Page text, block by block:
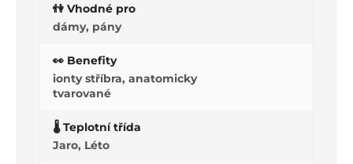
👫 Vhodné pro
dámy, pány
👀 Benefity
ionty stříbra, anatomicky
tvarované
🌡️ Teplotní třída
Jaro, Léto